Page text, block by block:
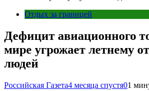
Отдых за границей
Дефицит авиационного
мире угрожает летнему
людей
Российская Газета4 месяца спустя01